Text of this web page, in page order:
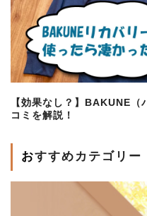
【効果なし？】BAKUNE（
コミを解説！
おすすめカテゴリー